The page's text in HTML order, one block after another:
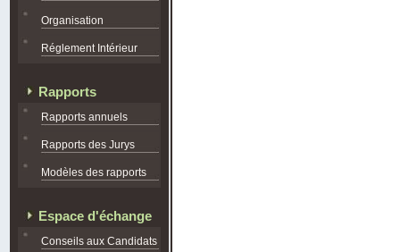
Organisation
Réglement Intérieur
Rapports
Rapports annuels
Rapports des Jurys
Modèles des rapports
Espace d'échange
Conseils aux Candidats